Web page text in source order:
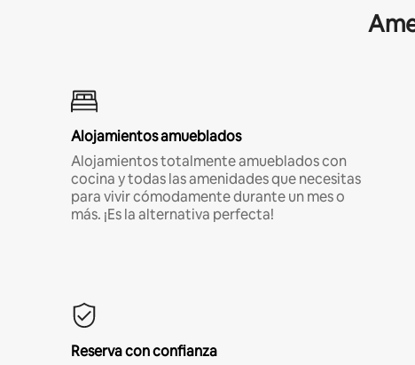
Alojamientos amueblados
Alojamientos totalmente amueblados con
cocina y todas las amenidades que necesitas
para vivir cómodamente durante un mes o
más. ¡Es la alternativa perfecta!
Reserva con confianza